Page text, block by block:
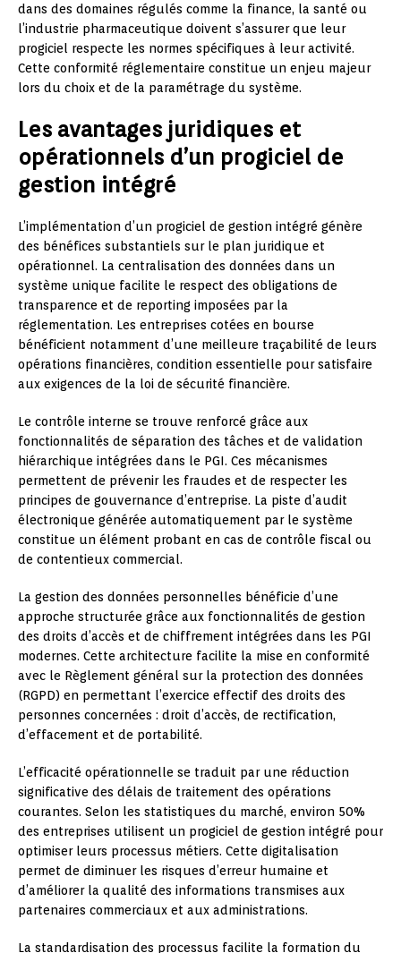
dans des domaines régulés comme la finance, la santé ou
l’industrie pharmaceutique doivent s’assurer que leur
progiciel respecte les normes spécifiques à leur activité.
Cette conformité réglementaire constitue un enjeu majeur
lors du choix et de la paramétrage du système.
Les avantages juridiques et
opérationnels d’un progiciel de
gestion intégré
L’implémentation d’un progiciel de gestion intégré génère
des bénéfices substantiels sur le plan juridique et
opérationnel. La centralisation des données dans un
système unique facilite le respect des obligations de
transparence et de reporting imposées par la
réglementation. Les entreprises cotées en bourse
bénéficient notamment d’une meilleure traçabilité de leurs
opérations financières, condition essentielle pour satisfaire
aux exigences de la loi de sécurité financière.
Le contrôle interne se trouve renforcé grâce aux
fonctionnalités de séparation des tâches et de validation
hiérarchique intégrées dans le PGI. Ces mécanismes
permettent de prévenir les fraudes et de respecter les
principes de gouvernance d’entreprise. La piste d’audit
électronique générée automatiquement par le système
constitue un élément probant en cas de contrôle fiscal ou
de contentieux commercial.
La gestion des données personnelles bénéficie d’une
approche structurée grâce aux fonctionnalités de gestion
des droits d’accès et de chiffrement intégrées dans les PGI
modernes. Cette architecture facilite la mise en conformité
avec le Règlement général sur la protection des données
(RGPD) en permettant l’exercice effectif des droits des
personnes concernées : droit d’accès, de rectification,
d’effacement et de portabilité.
L’efficacité opérationnelle se traduit par une réduction
significative des délais de traitement des opérations
courantes. Selon les statistiques du marché, environ 50%
des entreprises utilisent un progiciel de gestion intégré pour
optimiser leurs processus métiers. Cette digitalisation
permet de diminuer les risques d’erreur humaine et
d’améliorer la qualité des informations transmises aux
partenaires commerciaux et aux administrations.
La standardisation des processus facilite la formation du